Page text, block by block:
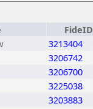
FideID
3213404
3206742
3206700
3225038
3203883